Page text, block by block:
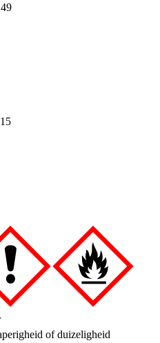
of duizeligheid